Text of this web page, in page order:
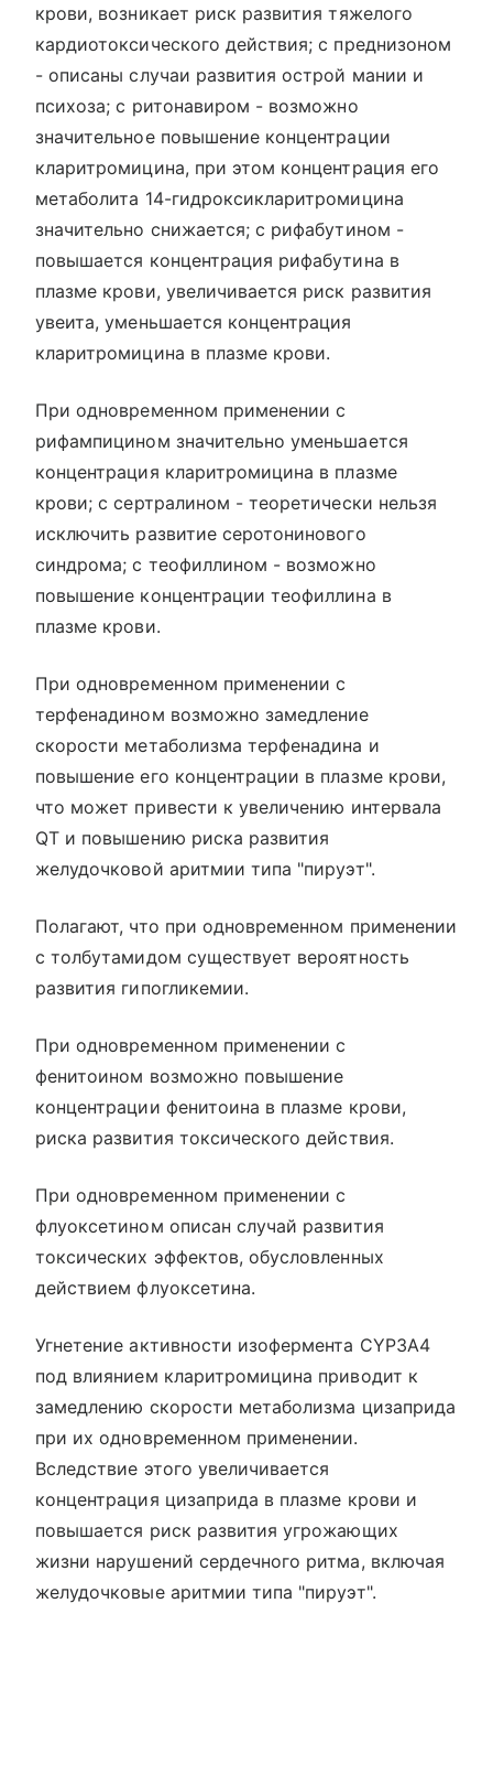
крови, возникает риск развития тяжелого
кардиотоксического действия; с преднизоном
- описаны случаи развития острой мании и
психоза; с ритонавиром - возможно
значительное повышение концентрации
кларитромицина, при этом концентрация его
метаболита 14-гидроксикларитромицина
значительно снижается; с рифабутином -
повышается концентрация рифабутина в
плазме крови, увеличивается риск развития
увеита, уменьшается концентрация
кларитромицина в плазме крови.
При одновременном применении с
рифампицином значительно уменьшается
концентрация кларитромицина в плазме
крови; с сертралином - теоретически нельзя
исключить развитие серотонинового
синдрома; с теофиллином - возможно
повышение концентрации теофиллина в
плазме крови.
При одновременном применении с
терфенадином возможно замедление
скорости метаболизма терфенадина и
повышение его концентрации в плазме крови,
что может привести к увеличению интервала
QT и повышению риска развития
желудочковой аритмии типа "пируэт".
Полагают, что при одновременном применении
с толбутамидом существует вероятность
развития гипогликемии.
При одновременном применении с
фенитоином возможно повышение
концентрации фенитоина в плазме крови,
риска развития токсического действия.
При одновременном применении с
флуоксетином описан случай развития
токсических эффектов, обусловленных
действием флуоксетина.
Угнетение активности изофермента CYP3A4
под влиянием кларитромицина приводит к
замедлению скорости метаболизма цизаприда
при их одновременном применении.
Вследствие этого увеличивается
концентрация цизаприда в плазме крови и
повышается риск развития угрожающих
жизни нарушений сердечного ритма, включая
желудочковые аритмии типа "пируэт".